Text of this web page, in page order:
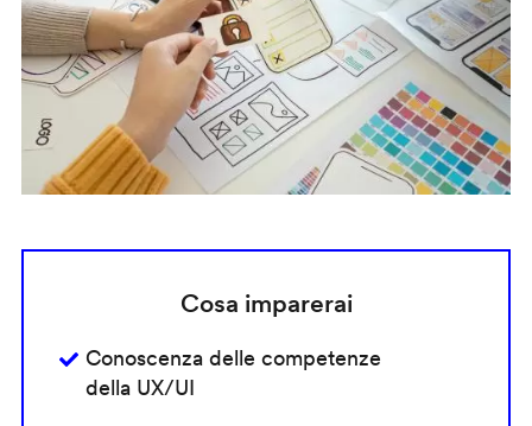
Cosa imparerai
Conoscenza delle competenze
della UX/UI